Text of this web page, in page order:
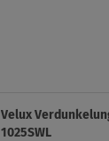
Velux
1025SWL